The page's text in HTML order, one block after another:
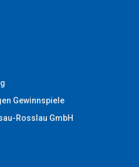
Gewinnspiele
Rosslau GmbH